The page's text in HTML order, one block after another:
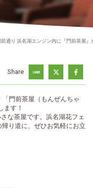
前通り 浜名湖エンジン内に『門前茶屋』
Share
門前茶屋（もんぜんちゃ
ます！
な茶屋です。浜名湖花フェ
り道に、ぜひお気軽にお立